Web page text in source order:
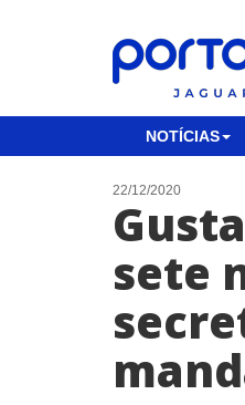
NOTÍCIAS
22/12/2020
sete